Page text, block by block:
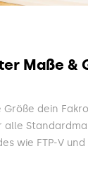
Maße &
Größe dein
alle
wie FTP-V